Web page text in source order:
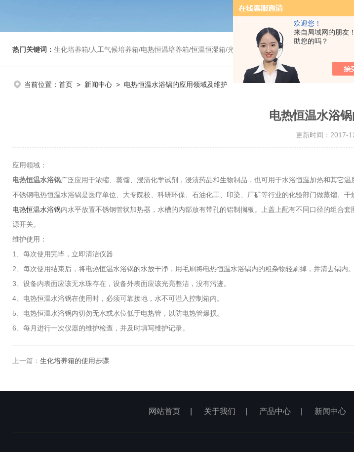
欢迎您！
来自局域网的朋友
助您的吗？
热门关键词： 生化培养箱/人工气候培养箱/电热恒温培养箱/恒温恒湿箱/光照培养箱/二氧化碳培养箱等/恒温干燥箱/真空干燥箱/高温烘箱等/箱式电阻炉/陶瓷纤维马弗炉/高温
当前位置： 首页 > 新闻中心 > 电热恒温水浴锅的应用领域及维护
电热恒温水浴
更新时间：2017-
应用领域：
电热恒温水浴锅广泛应用于浓缩、蒸馏、浸渍化学试剂，浸渍药品和生物制品，也可用于水浴恒温加热和其它
不锈钢电热恒温水浴锅是医疗单位、大专院校、科研环保、石油化工、印染、厂矿等行业的化验部门做蒸馏、
电热恒温水浴锅内水平放置不锈钢管状加热器，水槽的内部放有带孔的铝制搁板。上盖上配有不同口径的组合
源开关。
维护使用：
1、每次使用完毕，立即清洁仪器
2、每次使用结束后，将电热恒温水浴锅的水放干净，用毛刷将电热恒温水浴锅内的粗杂物轻刷掉，并清去锅内
3、设备内表面应该无水珠存在，设备外表面应该光亮整洁，没有污迹。
4、电热恒温水浴锅在使用时，必须可靠接地，水不可溢入控制箱内。
5、电热恒温水浴锅内切勿无水或水位低于电热管，以防电热管爆损。
6、每月进行一次仪器的维护检查，并及时填写维护记录。
上一篇： 生化培养箱的使用步骤
网站首页 关于我们 产品中心 新闻中心